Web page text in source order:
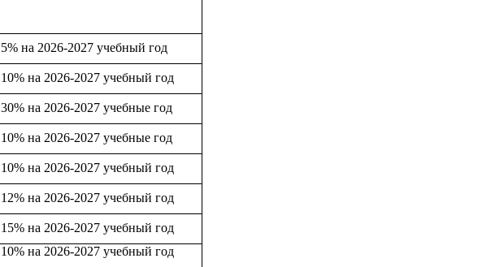
5% на 2026-2027 учебный год
10% на 2026-2027 учебный год
30%на 2026-2027 учебные год
10%на 2026-2027 учебные год
10%на 2026-2027 учебный год
1 2%на 2026-2027 учебный год
1 5%на 2026-2027 учебный год
10%на 2026-2027 учебный год